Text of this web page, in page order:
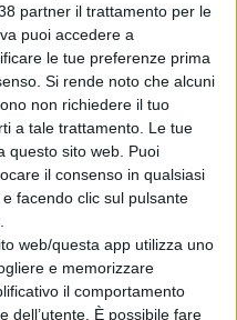
partner il trattamento per le
puoi accedere a
le tue preferenze prima
Si rende noto che alcuni
non richiedere il tuo
a tale trattamento. Le tue
questo sito web. Puoi
il consenso in qualsiasi
facendo clic sul pulsante
web/questa app utilizza uno
e memorizzare
il comportamento
dell’utente. È possibile fare
non dice che una parte
14 giugno alle 18.00 a